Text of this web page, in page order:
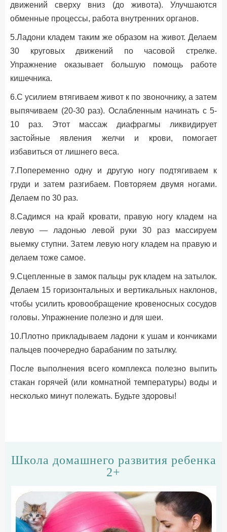
движений сверху вниз (до живота). Улучшаются
обменные процессы, работа внутренних органов.
5.Ладони кладем таким же образом на живот. Делаем
30 круговых движений по часовой стрелке.
Упражнение оказывает большую помощь работе
кишечника.
6.С усилием втягиваем живот к по звоночнику, а затем
выпячиваем (20-30 раз). Ослабленным начинать с 5-
10 раз. Этот массаж диафрагмы ликвидирует
застойные явления желчи и крови, помогает
избавиться от лишнего веса.
7.Попеременно одну и другую ногу подтягиваем к
груди и затем разгибаем. Повторяем двумя ногами.
Делаем по 30 раз.
8.Садимся на край кровати, правую ногу кладем на
левую — ладонью левой руки 30 раз массируем
выемку ступни. Затем левую ногу кладем на правую и
делаем тоже самое.
9.Сцепленные в замок пальцы рук кладем на затылок.
Делаем 15 горизонтальных и вертикальных наклонов,
чтобы усилить кровообращение кровеносных сосудов
головы. Упражнение полезно и для шеи.
10.Плотно прикладываем ладони к ушам и кончиками
пальцев поочередно барабаним по затылку.
После выполнения всего комплекса полезно выпить
стакан горячей (или комнатной температуры) воды и
несколько минут полежать. Будьте здоровы!
Школа домашнего развития ребенка
2+